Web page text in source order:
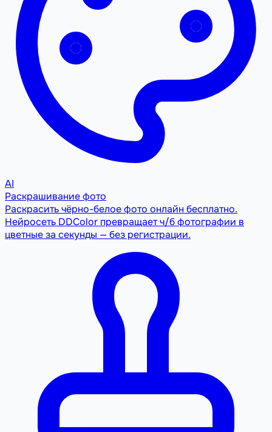
AI
Раскрашивание фото
Раскрасить чёрно-белое фото онлайн бесплатно.
Нейросеть DDColor превращает ч/б фотографии в
цветные за секунды — без регистрации.